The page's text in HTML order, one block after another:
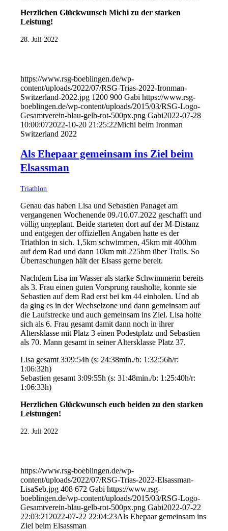
Herzlichen Glückwunsch Michi zu der starken
Leistung!
28. Juli 2022
https://www.rsg-boeblingen.de/wp-
content/uploads/2022/07/RSG-Trias-2022-Ironman-
Switzerland-2022.jpg 1200 900 Gabi https://www.rsg-
boeblingen.de/wp-content/uploads/2015/03/RSG-Logo-
Gesamtverein-blau-gelb-rot-500px.png Gabi2022-07-28
10:00:072022-10-20 21:25:22Michi beim Ironman
Switzerland 2022
Als Ehepaar gemeinsam ins Ziel beim
Elsassman
Triathlon
Genau das haben Lisa und Sebastien Panaget am
vergangenen Wochenende 09./10.07.2022 geschafft und
völlig ungeplant. Beide starteten dort auf der M-Distanz
und entgegen der offiziellen Angaben hatte es der
Triathlon in sich. 1,5km schwimmen, 45km mit 400hm
auf dem Rad und dann 10km mit 225hm über Trails. So
Überraschungen hält der Elsass gerne bereit.
Nachdem Lisa im Wasser als starke Schwimmerin bereits
als 3. Frau einen guten Vorsprung rausholte, konnte sie
Sebastien auf dem Rad erst bei km 44 einholen. Und ab
da ging es in der Wechselzone und dann gemeinsam auf
die Laufstrecke und auch gemeinsam ins Ziel. Lisa holte
sich als 6. Frau gesamt damit dann noch in ihrer
Altersklasse mit Platz 3 einen Podestplatz und Sebastien
als 70. Mann gesamt in seiner Altersklasse Platz 37.
Lisa gesamt 3:09:54h (s: 24:38min./b: 1:32:56h/r:
1:06:32h)
Sebastien gesamt 3:09:55h (s: 31:48min./b: 1:25:40h/r:
1:06:33h)
Herzlichen Glückwunsch euch beiden zu den starken
Leistungen!
22. Juli 2022
https://www.rsg-boeblingen.de/wp-
content/uploads/2022/07/RSG-Trias-2022-Elsassman-
LisaSeb.jpg 408 672 Gabi https://www.rsg-
boeblingen.de/wp-content/uploads/2015/03/RSG-Logo-
Gesamtverein-blau-gelb-rot-500px.png Gabi2022-07-22
22:03:21 2022-07-22 22:04:23Als Ehepaar gemeinsam ins
Ziel beim Elsassman